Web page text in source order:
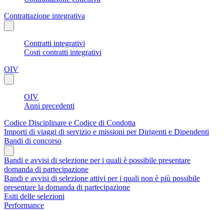
Contrattazione integrativa
Contratti integrativi
Costi contratti integrativi
OIV
OIV
Anni precedenti
Codice Disciplinare e Codice di Condotta
Importi di viaggi di servizio e missioni per Dirigenti e Dipendenti
Bandi di concorso
Bandi e avvisi di selezione per i quali è possibile presentare
domanda di partecipazione
Bandi e avvisi di selezione attivi per i quali non è più possibile
presentare la domanda di partecipazione
Esiti delle selezioni
Performance